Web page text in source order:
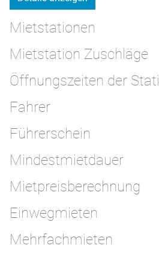
Mietstationen
Mietstation Zuschläge
Öffnungszeiten der
Fahrer
Führerschein
Mindestmietdauer
Mietpreisberechnung
Einwegmieten
Mehrfachmieten